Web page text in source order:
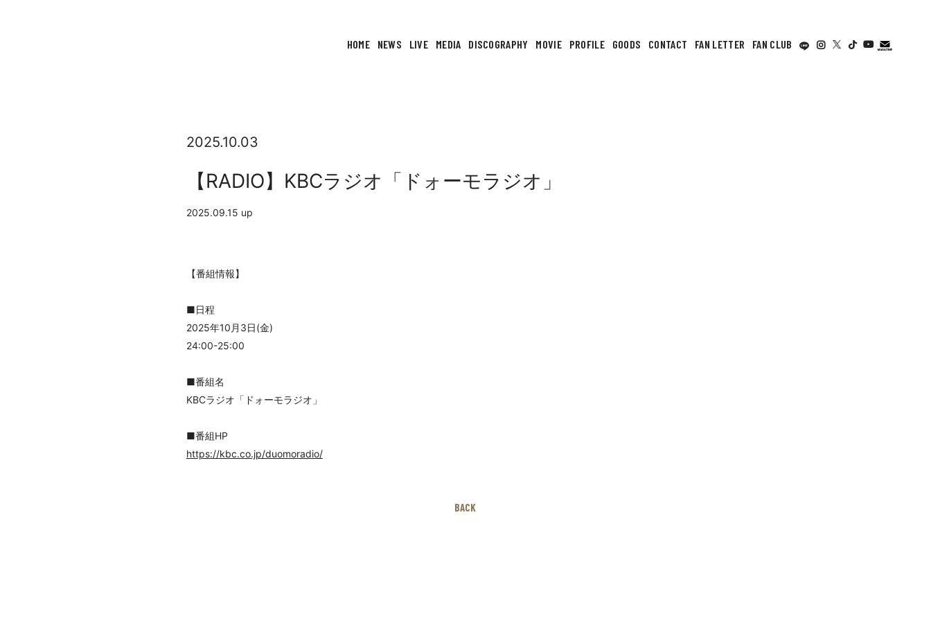
HOME NEWS LIVE MEDIA DISCOGRAPHY MOVIE PROFILE GOODS CONTACT FAN LETTER FAN CLUB
2025.10.03
【RADIO】KBCラジオ「ドォーモラジオ」
2025.09.15 up
【番組情報】
■日程
2025年10月3日(金)
24:00-25:00
■番組名
KBCラジオ「ドォーモラジオ」
■番組HP
https://kbc.co.jp/duomoradio/
BACK